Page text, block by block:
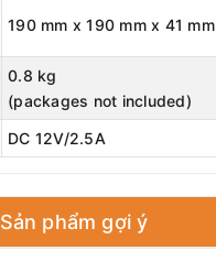
190 mm x 190 mm x 41 mm
0.8 kg
(packages not included)
DC 12V/2.5A
Sản phẩm gợi ý